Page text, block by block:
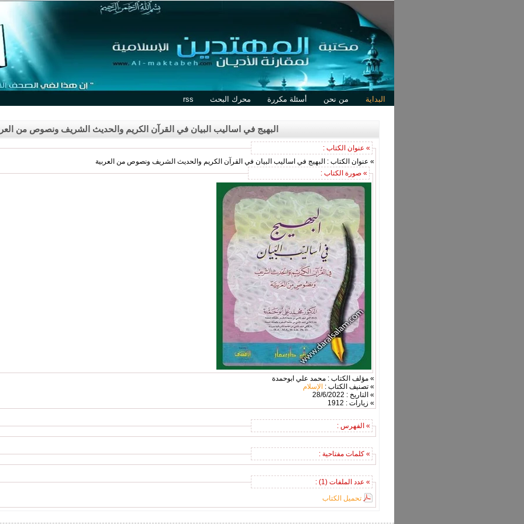
البداية من نحن أسئلة مكررة محرك البحث rss
البهيج في اساليب البيان في القرآن الكريم والحديث الشريف ونصوص من
» عنوان الكتاب :
» عنوان الكتاب : البهيج في اساليب البيان في القرآن الكريم والحديث الشريف ونصوص من العربية
» صورة الكتاب :
» مؤلف الكتاب : محمد علي ابوحمدة
» تصنيف الكتاب : الإسلام
» التاريخ : 28/6/2022
» زيارات : 1912
» الفهرس :
» كلمات مفتاحية :
» عدد الملفات (1) :
تحميل الكتاب